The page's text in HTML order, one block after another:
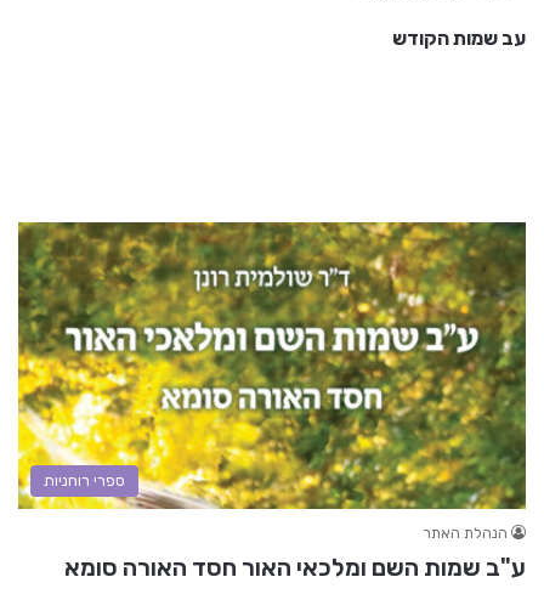
עב שמות הקודש
ספרי רוחניות
הנהלת האתר
ע"ב שמות השם ומלכאי האור חסד האורה סומא